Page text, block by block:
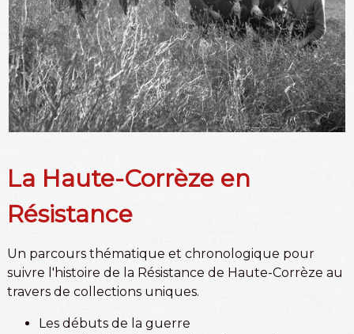
La Haute-Corrèze en
Résistance
Un parcours thématique et chronologique pour
suivre l'histoire de la Résistance de Haute-Corrèze au
travers de collections uniques.
Les débuts de la guerre